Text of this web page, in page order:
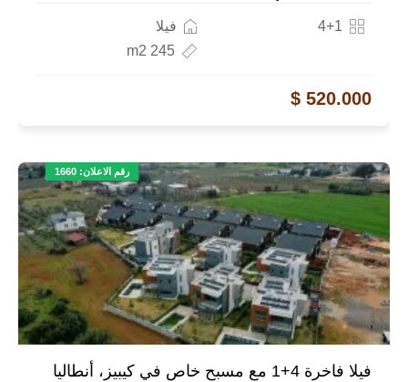
فيلا
4+1
245 m2
520.000 $
رقم الاعلان: 1660
فيلا فاخرة 4+1 مع مسبح خاص في كيبيز، أنطاليا